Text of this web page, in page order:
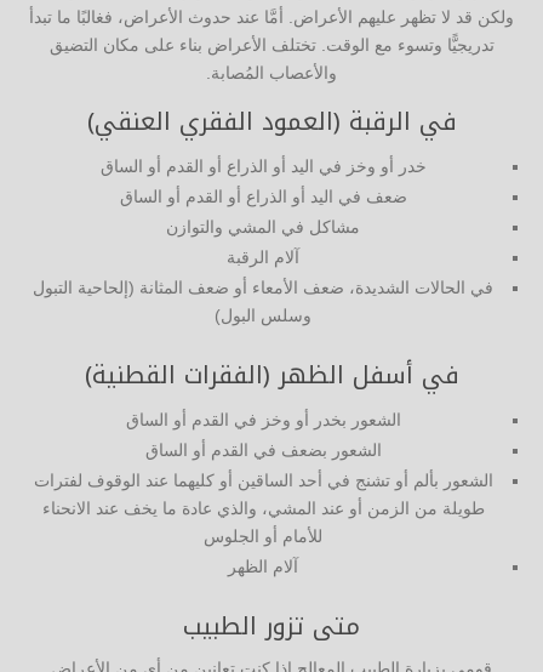
ولكن قد لا تظهر عليهم الأعراض. أمَّا عند حدوث الأعراض، فغالبًا ما تبدأ
تدريجيًّا وتسوء مع الوقت. تختلف الأعراض بناء على مكان التضيق
والأعصاب المُصابة.
في الرقبة (العمود الفقري العنقي)
خدر أو وخز في اليد أو الذراع أو القدم أو الساق
ضعف في اليد أو الذراع أو القدم أو الساق
مشاكل في المشي والتوازن
آلام الرقبة
في الحالات الشديدة، ضعف الأمعاء أو ضعف المثانة (إلحاحية التبول
وسلس البول)
في أسفل الظهر (الفقرات القطنية)
الشعور بخدر أو وخز في القدم أو الساق
الشعور بضعف في القدم أو الساق
الشعور بألم أو تشنج في أحد الساقين أو كليهما عند الوقوف لفترات
طويلة من الزمن أو عند المشي، والذي عادة ما يخف عند الانحناء
للأمام أو الجلوس
آلام الظهر
متى تزور الطبيب